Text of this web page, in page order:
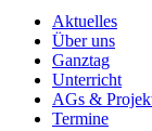
Aktuelles
Über uns
Ganztag
Unterricht
AGs &
Termine